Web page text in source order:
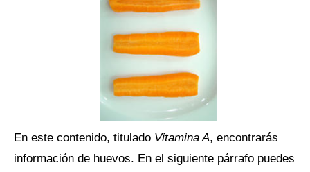
En este contenido, titulado Vitamina A, encontrarás
información de huevos. En el siguiente párrafo puedes